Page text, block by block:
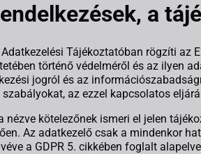
a
Tájékoztatóban rögzíti az
történő védelméről és az ilyen
jogról és az
az ezzel kapcsolatos
nézve kötelezőnek ismeri el jelen
Az adatkezelő csak a mindenkor
a GDPR 5. cikkében foglalt